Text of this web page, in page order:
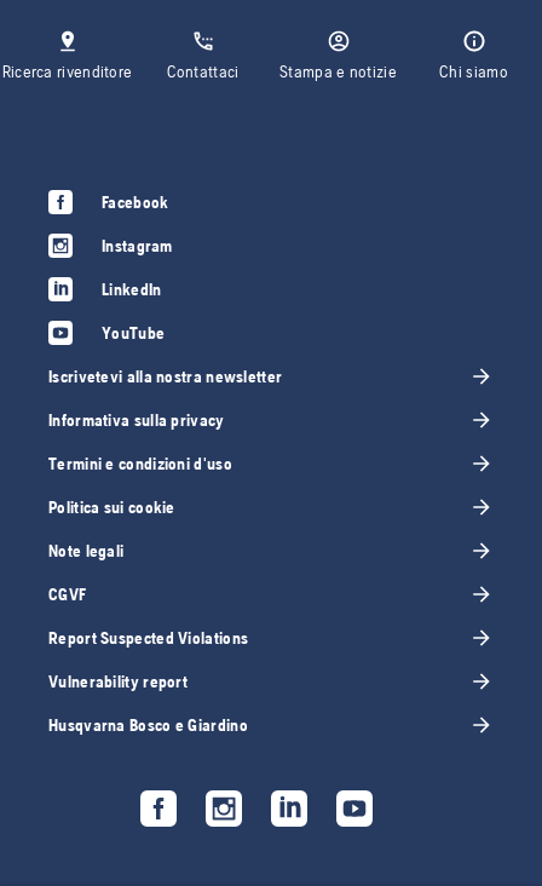
Ricerca rivenditore Contattaci Stampa e notizie Chi siamo
Facebook
Instagram
LinkedIn
YouTube
Iscrivetevi alla nostra newsletter
Informativa sulla privacy
Termini e condizioni d'uso
Politica sui cookie
Note legali
CGVF
Report Suspected Violations
Vulnerability report
Husqvarna Bosco e Giardino